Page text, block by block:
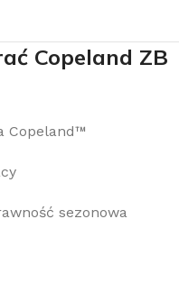
Copeland ZB
Copeland™
sezonowa